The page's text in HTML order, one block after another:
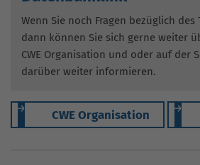
Wenn Sie noch Fragen bezüglich des
dann können Sie sich gerne weiter
CWE Organisation und oder auf der
darüber weiter informieren.
CWE Organisation